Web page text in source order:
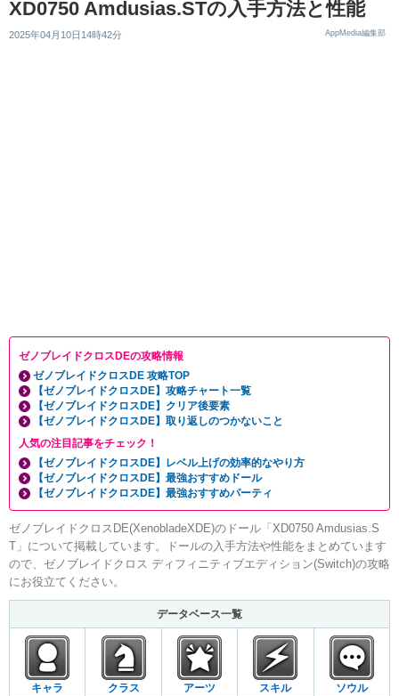
XD0750 Amdusias.STの入手方法と性能
2025年04月10日14時42分 AppMedia編集部
ゼノブレイドクロスDEの攻略情報
ゼノブレイドクロスDE 攻略TOP
【ゼノブレイドクロスDE】攻略チャート一覧
【ゼノブレイドクロスDE】クリア後要素
【ゼノブレイドクロスDE】取り返しのつかないこと
人気の注目記事をチェック！
【ゼノブレイドクロスDE】レベル上げの効率的なやり方
【ゼノブレイドクロスDE】最強おすすめドール
【ゼノブレイドクロスDE】最強おすすめパーティ
ゼノブレイドクロスDE(XenobladeXDE)のドール「XD0750 Amdusias.S
T」について掲載しています。ドールの入手方法や性能をまとめています
ので、ゼノブレイドクロス ディフィニティブエディション(Switch)の攻略
にお役立てください。
データベース一覧
キャラ クラス アーツ スキル ソウル